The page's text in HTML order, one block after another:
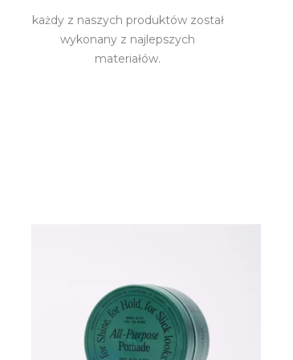
każdy z naszych produktów został
wykonany z najlepszych
materiałów.